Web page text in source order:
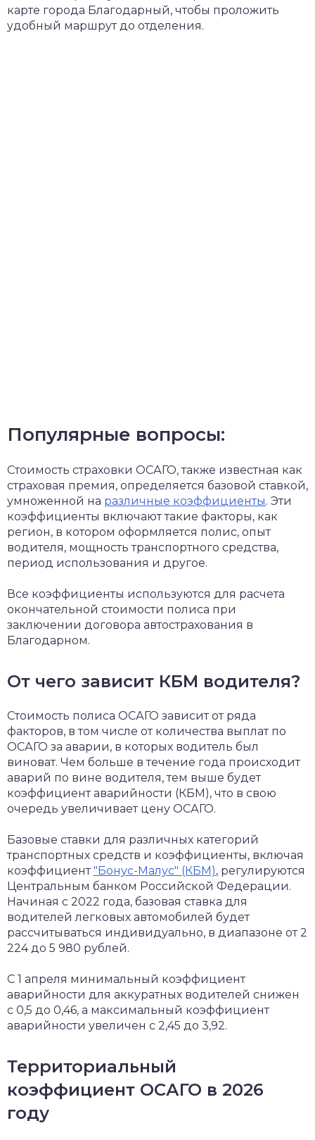
карте города Благодарный, чтобы проложить
удобный маршрут до отделения.
Популярные вопросы:
Стоимость страховки ОСАГО, также известная как
страховая премия, определяется базовой ставкой,
умноженной на различные коэффициенты. Эти
коэффициенты включают такие факторы, как
регион, в котором оформляется полис, опыт
водителя, мощность транспортного средства,
период использования и другое.
Все коэффициенты используются для расчета
окончательной стоимости полиса при
заключении договора автострахования в
Благодарном.
От чего зависит КБМ водителя?
Стоимость полиса ОСАГО зависит от ряда
факторов, в том числе от количества выплат по
ОСАГО за аварии, в которых водитель был
виноват. Чем больше в течение года происходит
аварий по вине водителя, тем выше будет
коэффициент аварийности (КБМ), что в свою
очередь увеличивает цену ОСАГО.
Базовые ставки для различных категорий
транспортных средств и коэффициенты, включая
коэффициент"Бонус-Малус" (КБМ), регулируются
Центральным банком Российской Федерации.
Начиная с 2022 года, базовая ставка для
водителей легковых автомобилей будет
рассчитываться индивидуально, в диапазоне от 2
224 до 5 980 рублей.
С 1 апреля минимальный коэффициент
аварийности для аккуратных водителей снижен
с 0,5 до 0,46, а максимальный коэффициент
аварийности увеличен с 2,45 до 3,92.
Территориальный
коэффициент ОСАГО в 2026
году